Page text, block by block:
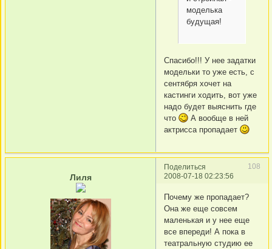
моделька
будущая!
Спасибо!!! У нее задатки
модельки то уже есть, с
сентября хочет на
кастинги ходить, вот уже
надо будет выяснить где
что
А вообще в ней
актрисса пропадает
Поделиться
108
2008-07-18 02:23:56
Лиля
Почему же пропадает?
Она же еще совсем
маленькая и у нее еще
все впереди! А пока в
театральную студию ее